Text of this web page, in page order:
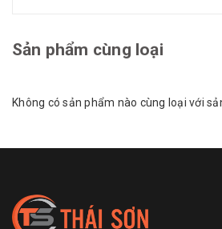
Sản phẩm cùng loại
Không có sản phẩm nào cùng loại với